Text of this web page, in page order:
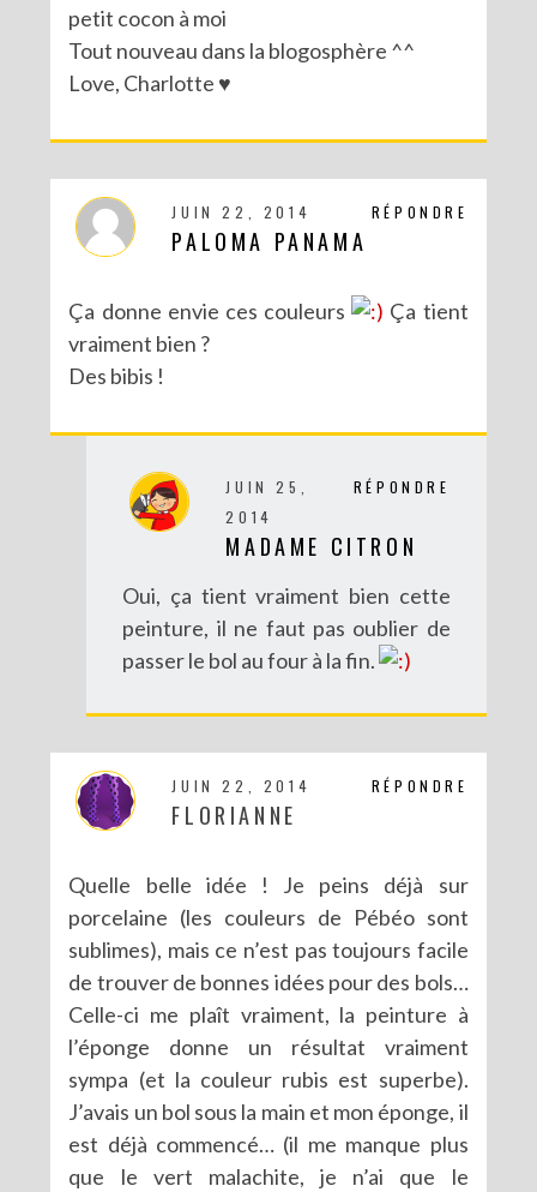
petit cocon à moi
Tout nouveau dans la blogosphère ^^
Love, Charlotte ♥
RÉPONDRE
JUIN 22, 2014
PALOMA PANAMA
Ça donne envie ces couleurs
Ça tient
vraiment bien ?
Des bibis !
RÉPONDRE
JUIN 25,
2014
MADAME CITRON
Oui, ça tient vraiment bien cette
peinture, il ne faut pas oublier de
passer le bol au four à la fin.
RÉPONDRE
JUIN 22, 2014
FLORIANNE
Quelle belle idée ! Je peins déjà sur
porcelaine (les couleurs de Pébéo sont
sublimes), mais ce n’est pas toujours facile
de trouver de bonnes idées pour des bols…
Celle-ci me plaît vraiment, la peinture à
l’éponge donne un résultat vraiment
sympa (et la couleur rubis est superbe).
J’avais un bol sous la main et mon éponge, il
est déjà commencé… (il me manque plus
que le vert malachite, je n’ai que le